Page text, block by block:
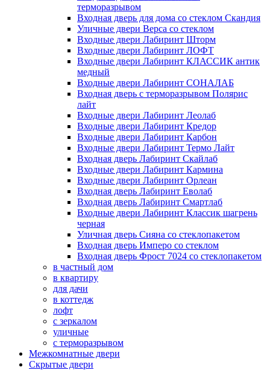
терморазрывом
Входная дверь для дома со стеклом Скандия
Уличные двери Верса со стеклом
Входные двери Лабиринт Шторм
Входные двери Лабиринт ЛОФТ
Входные двери Лабиринт КЛАССИК антик
медный
Входные двери Лабиринт СОНАЛАБ
Входная дверь с терморазрывом Полярис
лайт
Входные двери Лабиринт Леолаб
Входные двери Лабиринт Кредор
Входные двери Лабиринт Карбон
Входные двери Лабиринт Термо Лайт
Входная дверь Лабиринт Скайлаб
Входные двери Лабиринт Кармина
Входные двери Лабиринт Орлеан
Входная дверь Лабиринт Еволаб
Входная дверь Лабиринт Смартлаб
Входные двери Лабиринт Классик шагрень
черная
Уличная дверь Сияна со стеклопакетом
Входная дверь Имперо со стеклом
Входная дверь Фрост 7024 со стеклопакетом
в частный дом
в квартиру
для дачи
в коттедж
лофт
с зеркалом
уличные
с терморазрывом
Межкомнатные двери
Скрытые двери